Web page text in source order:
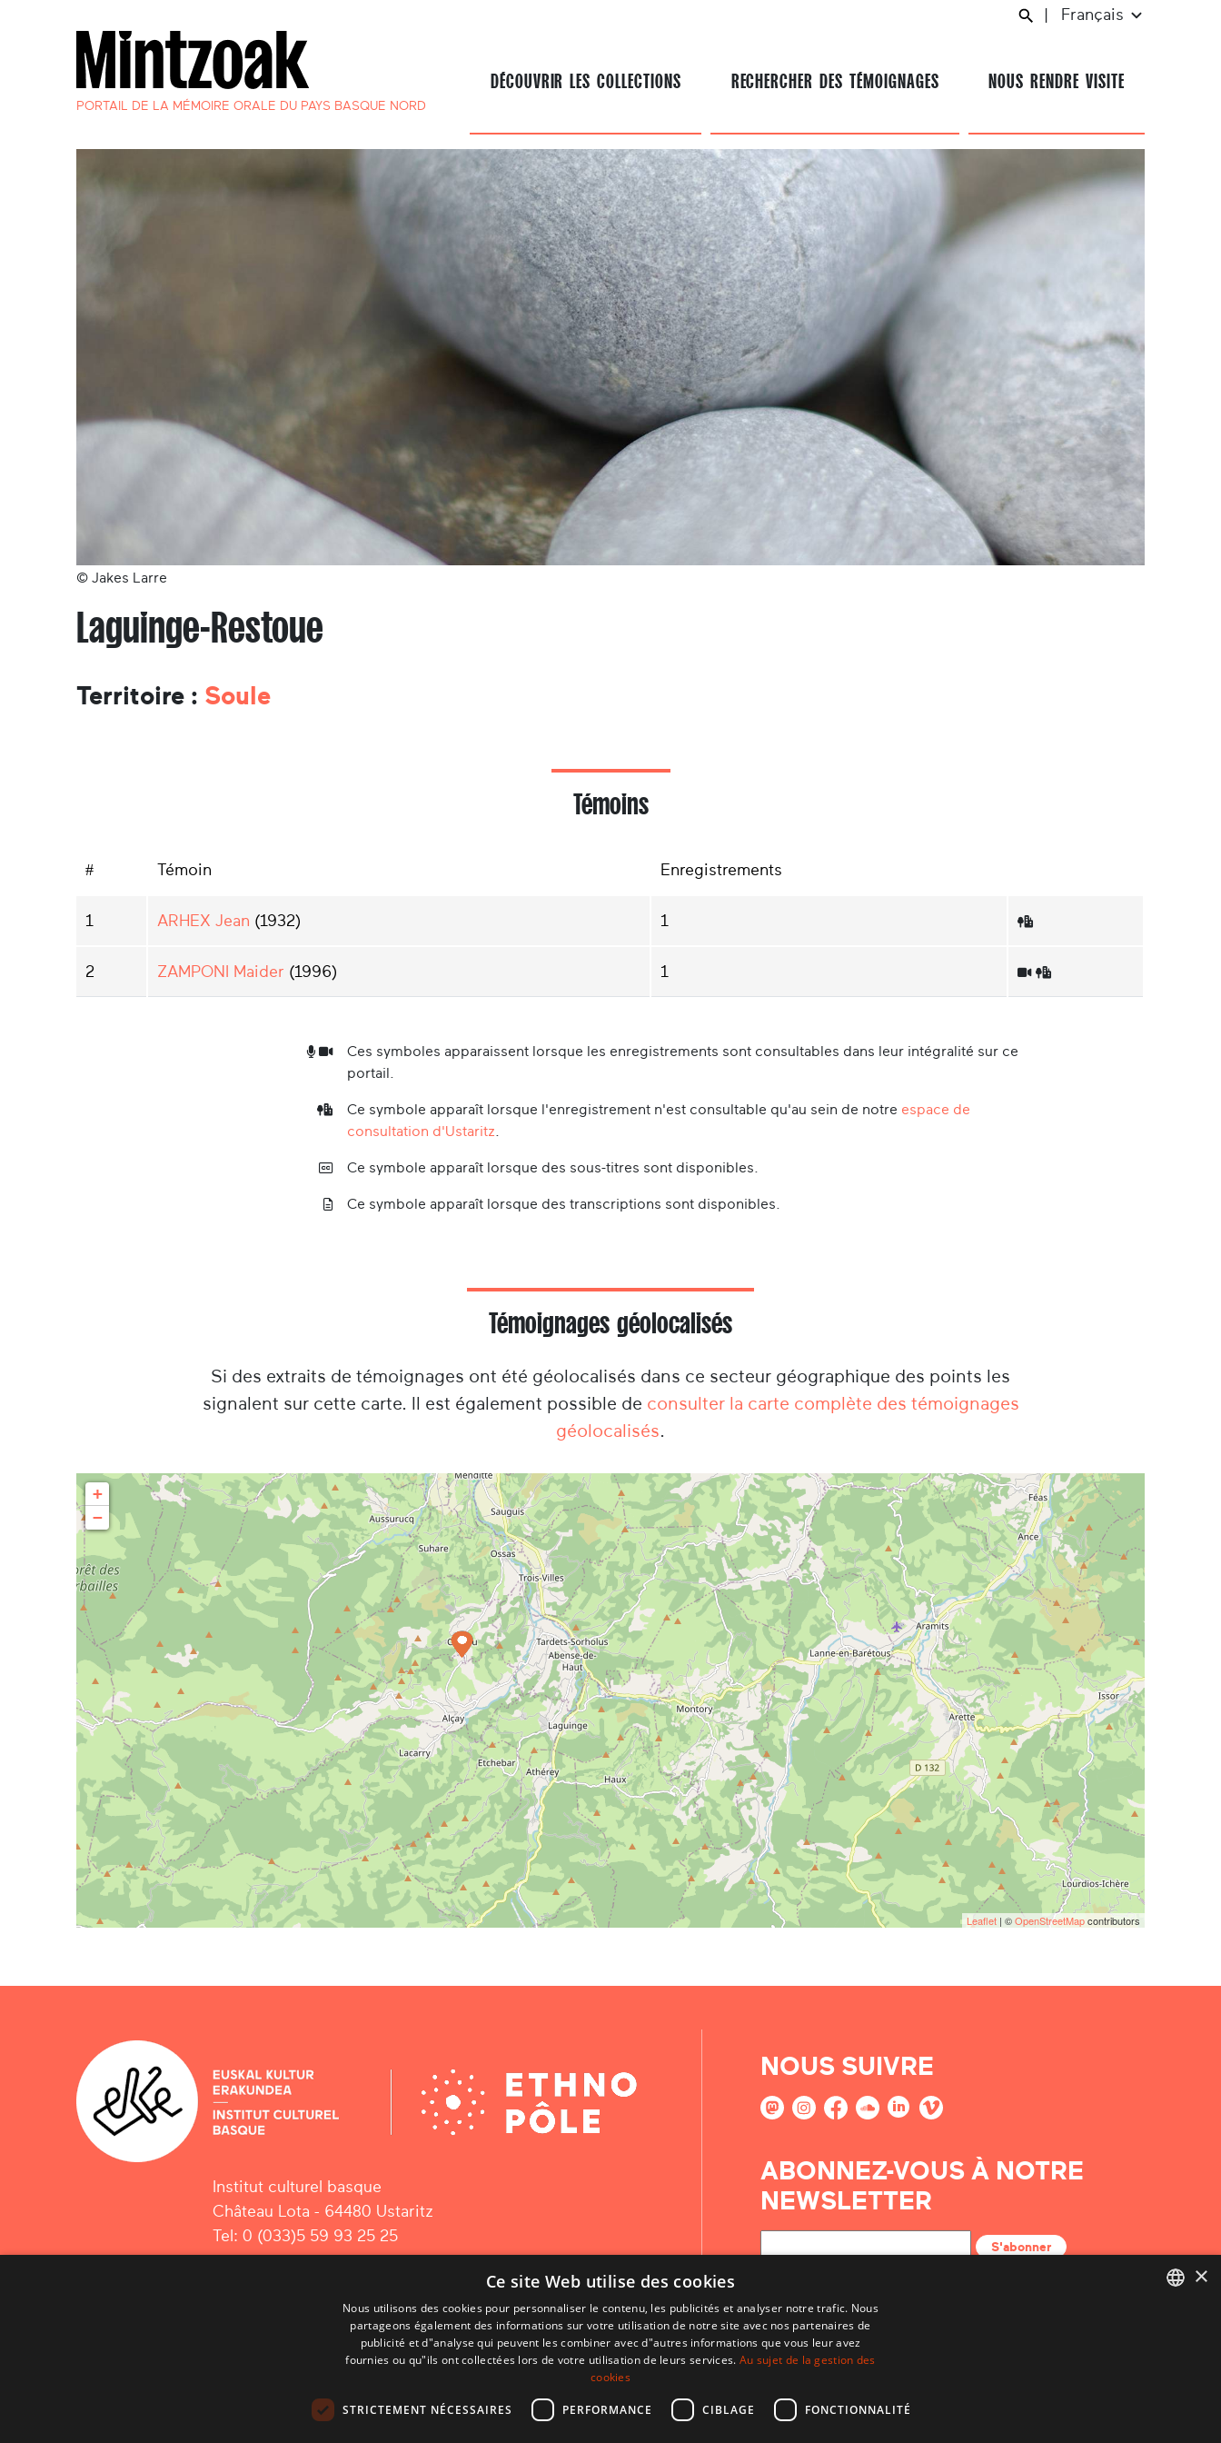
PORTAIL DE LA MÉMOIRE ORALE DU PAYS BASQUE NORD
Français
DÉCOUVRIR LES COLLECTIONS RECHERCHER DES TÉMOIGNAGES NOUS RENDRE VISITE
© Jakes Larre
Laguinge-Restoue
Territoire : Soule
Témoins
# Témoin Enregistrements
1 ARHEX Jean (1932) 1
2 ZAMPONI Maider (1996) 1
Ces symboles apparaissent lorsque les enregistrements sont consultables dans leur intégralité sur ce
portail.
Ce symbole apparaît lorsque l'enregistrement n'est consultable qu'au sein de notre espace de
consultation d'Ustaritz
Ce symbole apparaît lorsque des sous-titres sont disponibles.
Ce symbole apparaît lorsque des transcriptions sont disponibles.
Témoignages géolocalisés
Si des extraits de témoignages ont été géolocalisés dans ce secteur géographique des points les
signalent sur cette carte. Il est également possible de consulter la carte complète des témoignages
géolocalisés.
+
−
Leaflet | ©OpenStreetMapcontributors
Institut culturel basque
Château Lota - 64480 Ustaritz
Tel: 0 (033)5 59 93 25 25
NOUS SUIVRE
ABONNEZ-VOUS À NOTRE
NEWSLETTER
S'abonner
×
Ce site Web utilise des cookies
Nous utilisons des cookies pour personnaliser le contenu, les publicités et analyser notre trafic. Nous
partageons également des informations sur votre utilisation de notre site avec nos partenaires de
publicité et d"analyse qui peuvent les combiner avec d"autres informations que vous leur avez
fournies ou qu"ils ont collectées lors de votre utilisation de leurs services. Au sujet de la gestion des
cookies
STRICTEMENT NÉCESSAIRES PERFORMANCE CIBLAGE FONCTIONNALITÉ